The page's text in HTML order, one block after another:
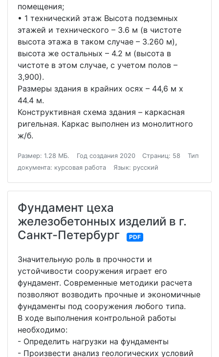
помещения;
• 1 технический этаж Высота подземных
этажей и технического – 3.6 м (в чистоте
высота этажа в таком случае – 3.260 м),
высота же остальных – 4.2 м (высота в
чистоте в этом случае, с учетом полов –
3,900).
Размеры здания в крайних осях – 44,6 м х
44.4 м.
Конструктивная схема здания – каркасная
ригельная. Каркас выполнен из монолитного
ж/б.
Размер: 1.28 МБ. Год создания 2020 Страниц: 58
Тип
документа: курсовая работа
Язык: русский
Фундамент цеха
железобетонных изделий в г.
Санкт-Петербург
PDF
Значительную роль в прочности и
устойчивости сооружения играет его
фундамент. Современные методики расчета
позволяют возводить прочные и экономичные
фундаменты под сооружения любого типа.
В ходе выполнения контрольной работы
необходимо:
- Определить нагрузки на фундаменты
- Произвести анализ геологических условий